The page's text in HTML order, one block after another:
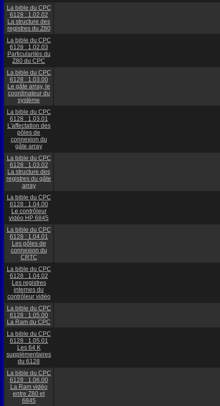
La bible du CPC
6128 : 1.02.02
La structure des
registres du Z80
La bible du CPC
6128 : 1.02.03
Particularités du
Z80 du CPC
La bible du CPC
6128 : 1.03.00
Le gâte array, le
coordinateur du
système
La bible du CPC
6128 : 1.03.01
L'affectation des
pôles de
connexion du
gâte array
La bible du CPC
6128 : 1.03.02
La structure des
registres du gâte
array
La bible du CPC
6128 : 1.04.00
Le contrôleur
vidéo HP 6845
La bible du CPC
6128 : 1.04.01
Les pôles de
connexion du
CRTC
La bible du CPC
6128 : 1.04.02
Les registres
internes du
contrôleur vidéo
La bible du CPC
6128 : 1.05.00
La Ram du CPC
La bible du CPC
6128 : 1.05.01
Les 64 K
supplémentaires
du 6128
La bible du CPC
6128 : 1.06.00
La Ram vidéo
entre Z80 et
6845